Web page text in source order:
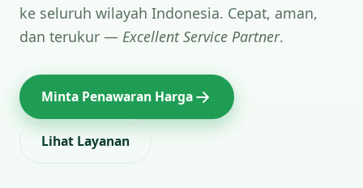
ke seluruh wilayah Indonesia. Cepat, aman,
dan terukur — Excellent Service Partner.
Minta Penawaran Harga
Lihat Layanan